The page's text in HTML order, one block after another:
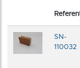
SN-
110032